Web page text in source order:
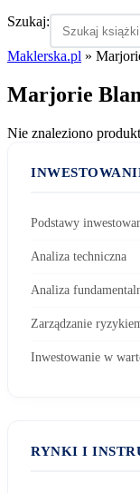
Szukaj:
Maklerska.pl »
Marjorie
Nie znaleziono
Podstawy
Analiza techniczna
Analiza
Zarządzanie
Inwestowanie w
RYNKI I